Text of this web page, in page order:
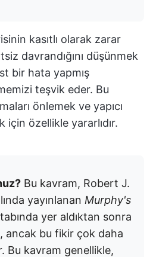
kasıtlı olarak zarar
davrandığını düşünmek
bir hata yapmış
teşvik eder. Bu
önlemek ve yapıcı
özellikle yararlıdır.
Bu kavram, Robert J.
yayınlanan Murphy's
yer aldıktan sonra
ancak bu fikir çok daha
Bu kavram genellikle,